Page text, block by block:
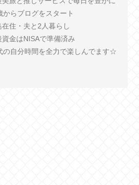
からブログをスタート
在住・夫と2人暮らし
資金はNISAで準備済み
の自分時間を全力で楽しんでます☆